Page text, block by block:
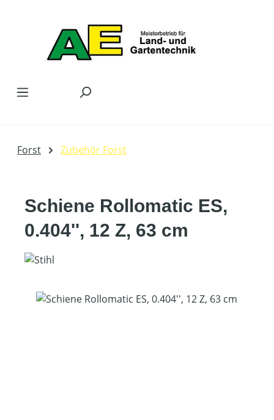
Forst Zubehör Forst
Schiene Rollomatic ES,
0.404'', 12 Z, 63 cm
Bildergalerie überspringen